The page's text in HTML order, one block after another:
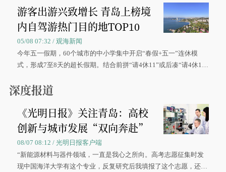
游客出游兴致增长 青岛上榜境
内自驾游热门目的地TOP10
05/08 07:32 / 观海新闻
今年五一假期，60个城市的中小学集中开启“春假+五一”连休模
式，形成7至8天的超长假期。结合前拼“请4休11”或后凑“请4休1
深度报道
《光明日报》关注青岛：高校
创新与城市发展“双向奔赴”
08/07 08:12 / 光明日报客户端
“新能源材料与器件领域，一直是我心之所向。高考志愿征集时发
现中国海洋大学有这个专业，反复研究后我填报了这个志愿，还真